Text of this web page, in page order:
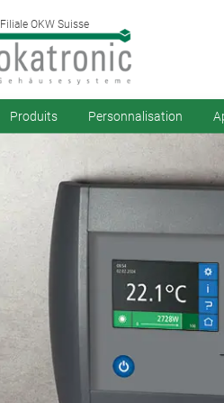
Filiale OKW Suisse
Produits Personnalisation